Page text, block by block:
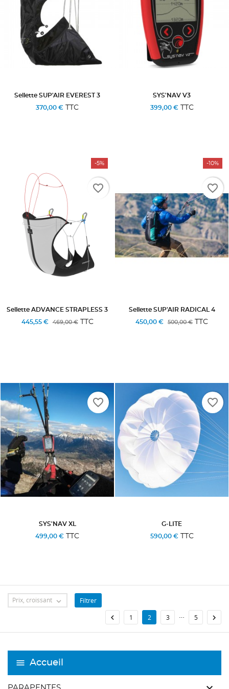
Accueil
Sellette SUP'AIR EVEREST 3
370,00 € TTC
SYS'NAV V3
399,00 €TTC
-5%
Sellette ADVANCE STRAPLESS 3
445,55 €
469,00 €TTC
favorite_border
-10%
Sellette SUP'AIR RADICAL 4
450,00 €
500,00 € TTC
favorite_border
SYS'NAV XL
499,00 € TTC
favorite_border
G-LITE
590,00 €TTC
favorite_border
Prix, croissant  Filtrer
 1 2 3 … 5 